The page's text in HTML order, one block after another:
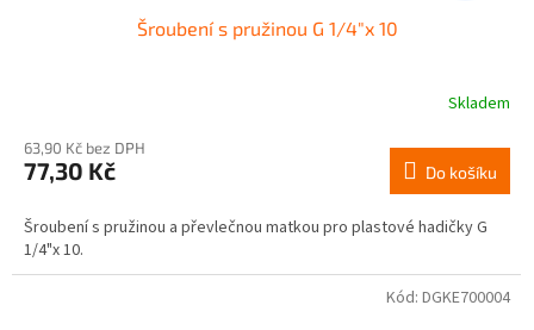
Šroubení s pružinou G 1/4"x 10
Skladem
63,90 Kč bez DPH
77,30 Kč Do košíku
Šroubení s pružinou a převlečnou matkou pro plastové hadičky G
1/4"x 10.
Kód: DGKE700004